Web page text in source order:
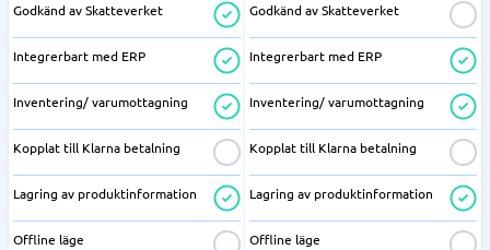
Godkänd av Skatteverket
Integrerbart med ERP
Inventering/ varumottagning
Kopplat till Klarna betalning
Lagring av produktinformation
Offline läge
Godkänd av Skatteverket
Integrerbart med ERP
Inventering/ varumottagning
Kopplat till Klarna betalning
Lagring av produktinformation
Offline läge